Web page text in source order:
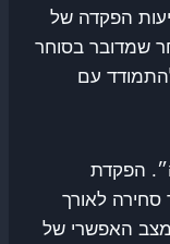
הפקדה של
שמדובר בסוחר
עם
הפקדת
לאורך
האפשרי של